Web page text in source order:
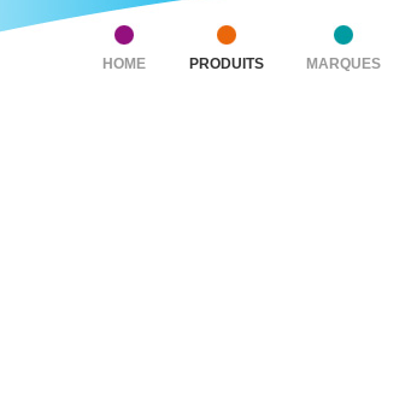
HOME PRODUITS MARQUES